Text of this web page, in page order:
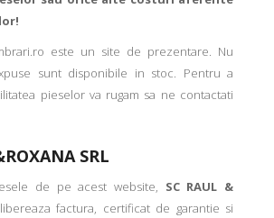
este un site de prezentare. Nu
sunt disponibile in stoc. Pentru a
pieselor va rugam sa ne contactati
SRL
de pe acest website, SC RAUL &
factura, certificat de garantie si